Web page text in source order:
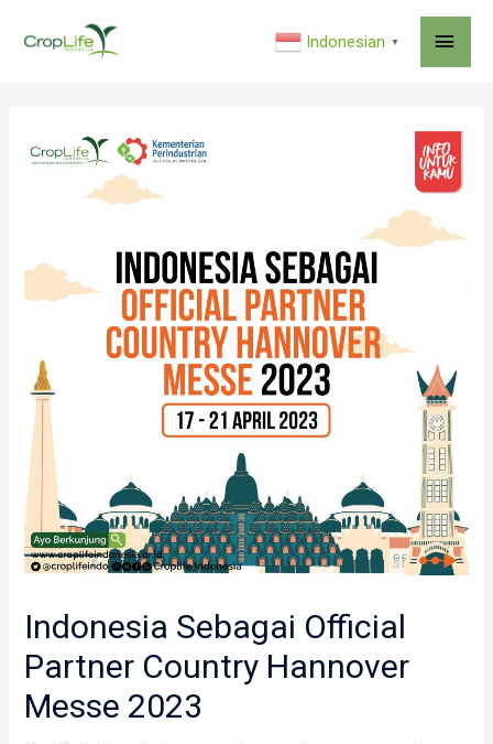
Indonesian ▼
Indonesia Sebagai Official
Partner Country Hannover
Messe 2023